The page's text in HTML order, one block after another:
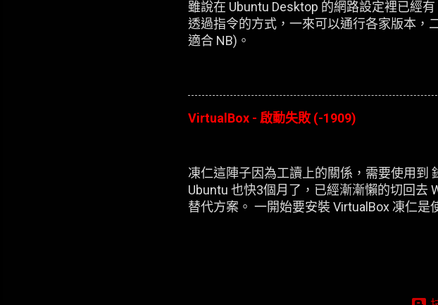
雖說在 Ubuntu Desktop 的網路設定裡已經
透過指令的方式，一來可以通行各家版本，
適合 NB)。
VirtualBox - 啟動失敗 (-1909)
凍仁這陣子因為工讀上的關係，需要使用到
Ubuntu 也快3個月了，已經漸漸懶的切回去
替代方案。 一開始要安裝 VirtualBox 凍仁